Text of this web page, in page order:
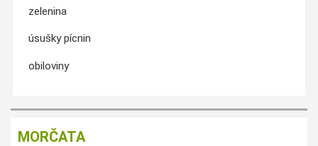
zelenina
úsušky pícnin
obiloviny
MORČATA